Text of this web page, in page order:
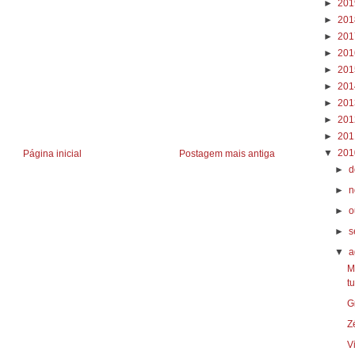
Postagem mais antiga
Página inicial
►
►
►
►
►
►
►
►
►
▼
►
►
►
►
▼